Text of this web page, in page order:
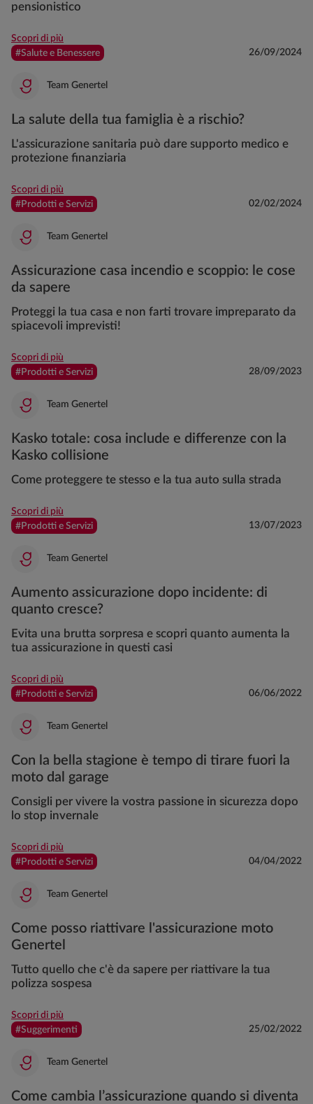
pensionistico
Scopri di più
#Salute e Benessere
26/09/2024
Team Genertel
La salute della tua famiglia è a rischio?
L'assicurazione sanitaria può dare supporto medico e
protezione finanziaria
Scopri di più
#Prodotti e Servizi
02/02/2024
Team Genertel
Assicurazione casa incendio e scoppio: le cose
da sapere
Proteggi la tua casa e non farti trovare impreparato da
spiacevoli imprevisti!
Scopri di più
#Prodotti e Servizi
28/09/2023
Team Genertel
Kasko totale: cosa include e differenze con la
Kasko collisione
Come proteggere te stesso e la tua auto sulla strada
Scopri di più
#Prodotti e Servizi
13/07/2023
Team Genertel
Aumento assicurazione dopo incidente: di
quanto cresce?
Evita una brutta sorpresa e scopri quanto aumenta la
tua assicurazione in questi casi
Scopri di più
#Prodotti e Servizi
06/06/2022
Team Genertel
Con la bella stagione è tempo di tirare fuori la
moto dal garage
Consigli per vivere la vostra passione in sicurezza dopo
lo stop invernale
Scopri di più
#Prodotti e Servizi
04/04/2022
Team Genertel
Come posso riattivare l'assicurazione moto
Genertel
Tutto quello che c'è da sapere per riattivare la tua
polizza sospesa
Scopri di più
#Suggerimenti
25/02/2022
Team Genertel
Come cambia l’assicurazione quando si diventa